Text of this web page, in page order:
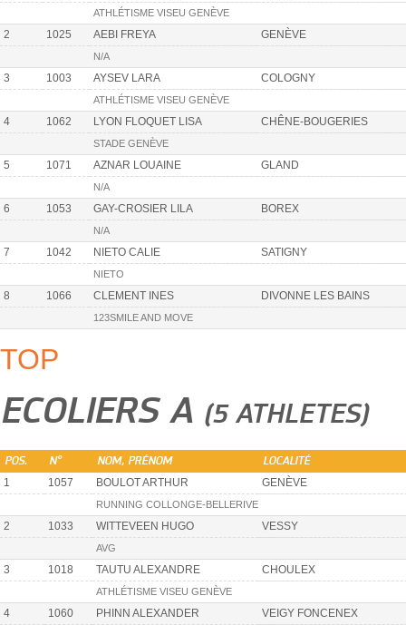
ATHLÉTISME VISEU GENÈVE
2 1025 AEBI FREYA GENÈVE
N/A
3 1003 AYSEV LARA COLOGNY
ATHLÉTISME VISEU GENÈVE
4 1062 LYON FLOQUET LISA CHÊNE-BOUGERIES
STADE GENÈVE
5 1071 AZNAR LOUAINE GLAND
N/A
6 1053 GAY-CROSIER LILA BOREX
N/A
7 1042 NIETO CALIE SATIGNY
NIETO
8 1066 CLEMENT INES DIVONNE LES BAINS
123SMILE AND MOVE
TOP
ECOLIERS A (5 ATHLETES)
POS. N° NOM, PRÉNOM LOCALITÉ
1 1057 BOULOT ARTHUR GENÈVE
RUNNING COLLONGE-BELLERIVE
2 1033 WITTEVEEN HUGO VESSY
AVG
3 1018 TAUTU ALEXANDRE CHOULEX
ATHLÉTISME VISEU GENÈVE
4 1060 PHINN ALEXANDER VEIGY FONCENEX